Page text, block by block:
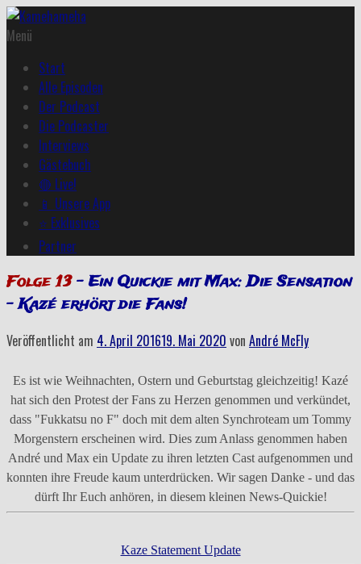
Menü
Start
Alle Episoden
Der Podcast
Die Podcaster
Interviews
Gästebuch
🔴 Live!
📱 Unsere App
⭐ Exklusives
Partner
Folge 13– Ein Quickie mit Max: Die Sensation
– Kazé erhört die Fans!
Veröffentlicht am 4. April 201619. Mai 2020 von André McFly
Es ist wie Weihnachten, Ostern und Geburtstag gleichzeitig! Kazé
hat sich den Protest der Fans zu Herzen genommen und verkündet,
dass "Fukkatsu no F" doch mit dem alten Synchroteam um Tommy
Morgenstern erscheinen wird. Dies zum Anlass genommen haben
André und Max ein Update zu ihren letzten Cast aufgenommen und
konnten ihre Freude kaum unterdrücken. Wir sagen Danke - und das
dürft Ihr Euch anhören, in diesem kleinen News-Quickie!
Kaze Statement Update